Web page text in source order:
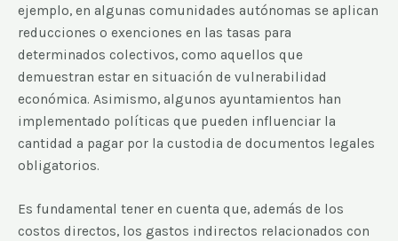
ejemplo, en algunas comunidades autónomas se aplican
reducciones o exenciones en las tasas para
determinados colectivos, como aquellos que
demuestran estar en situación de vulnerabilidad
económica. Asimismo, algunos ayuntamientos han
implementado políticas que pueden influenciar la
cantidad a pagar por la custodia de documentos legales
obligatorios.
Es fundamental tener en cuenta que, además de los
costos directos, los gastos indirectos relacionados con